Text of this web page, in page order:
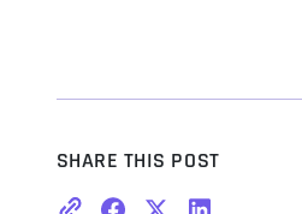
SHARE THIS POST